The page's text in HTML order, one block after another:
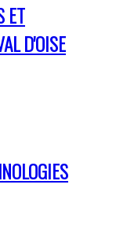
ET
D'OISE